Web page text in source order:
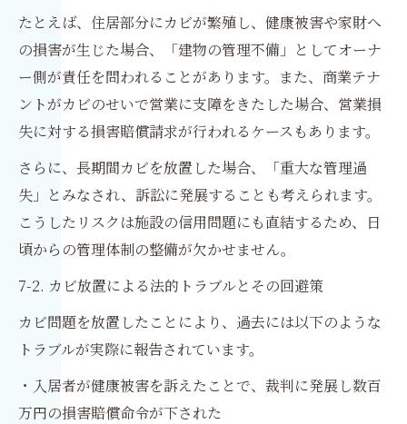
たとえば、住居部分にカビが繁殖し、健康被害や家財へ
の損害が生じた場合、「建物の管理不備」としてオーナ
ー側が責任を問われることがあります。また、商業テナ
ントがカビのせいで営業に支障をきたした場合、営業損
失に対する損害賠償請求が行われるケースもあります。
さらに、長期間カビを放置した場合、「重大な管理過
失」とみなされ、訴訟に発展することも考えられます。
こうしたリスクは施設の信用問題にも直結するため、日
頃からの管理体制の整備が欠かせません。
7-2. カビ放置による法的トラブルとその回避策
カビ問題を放置したことにより、過去には以下のような
トラブルが実際に報告されています。
・入居者が健康被害を訴えたことで、裁判に発展し数百
万円の損害賠償命令が下された